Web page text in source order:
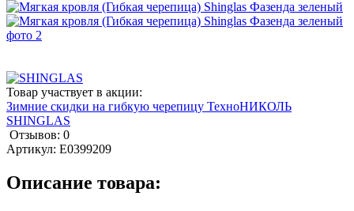
Товар участвует в акции:
Зимние скидки на гибкую черепицу ТехноНИКОЛЬ
SHINGLAS
Отзывов: 0
Артикул: E0399209
Описание товара: